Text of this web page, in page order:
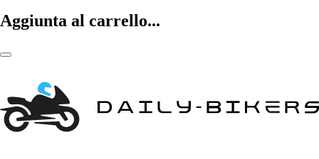
Aggiunta al carrello...